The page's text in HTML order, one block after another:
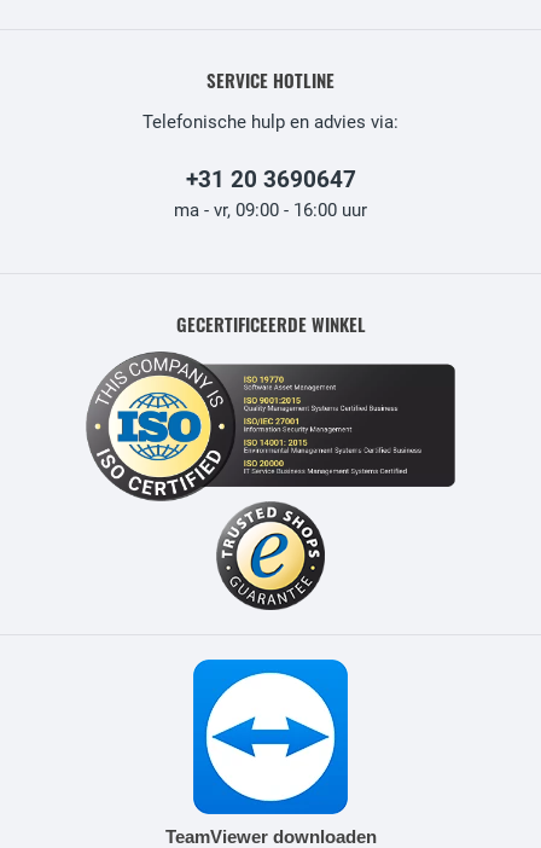
SERVICE HOTLINE
Telefonische hulp en advies via:
+31 20 3690647
ma - vr, 09:00 - 16:00 uur
GECERTIFICEERDE WINKEL
TeamViewer downloaden